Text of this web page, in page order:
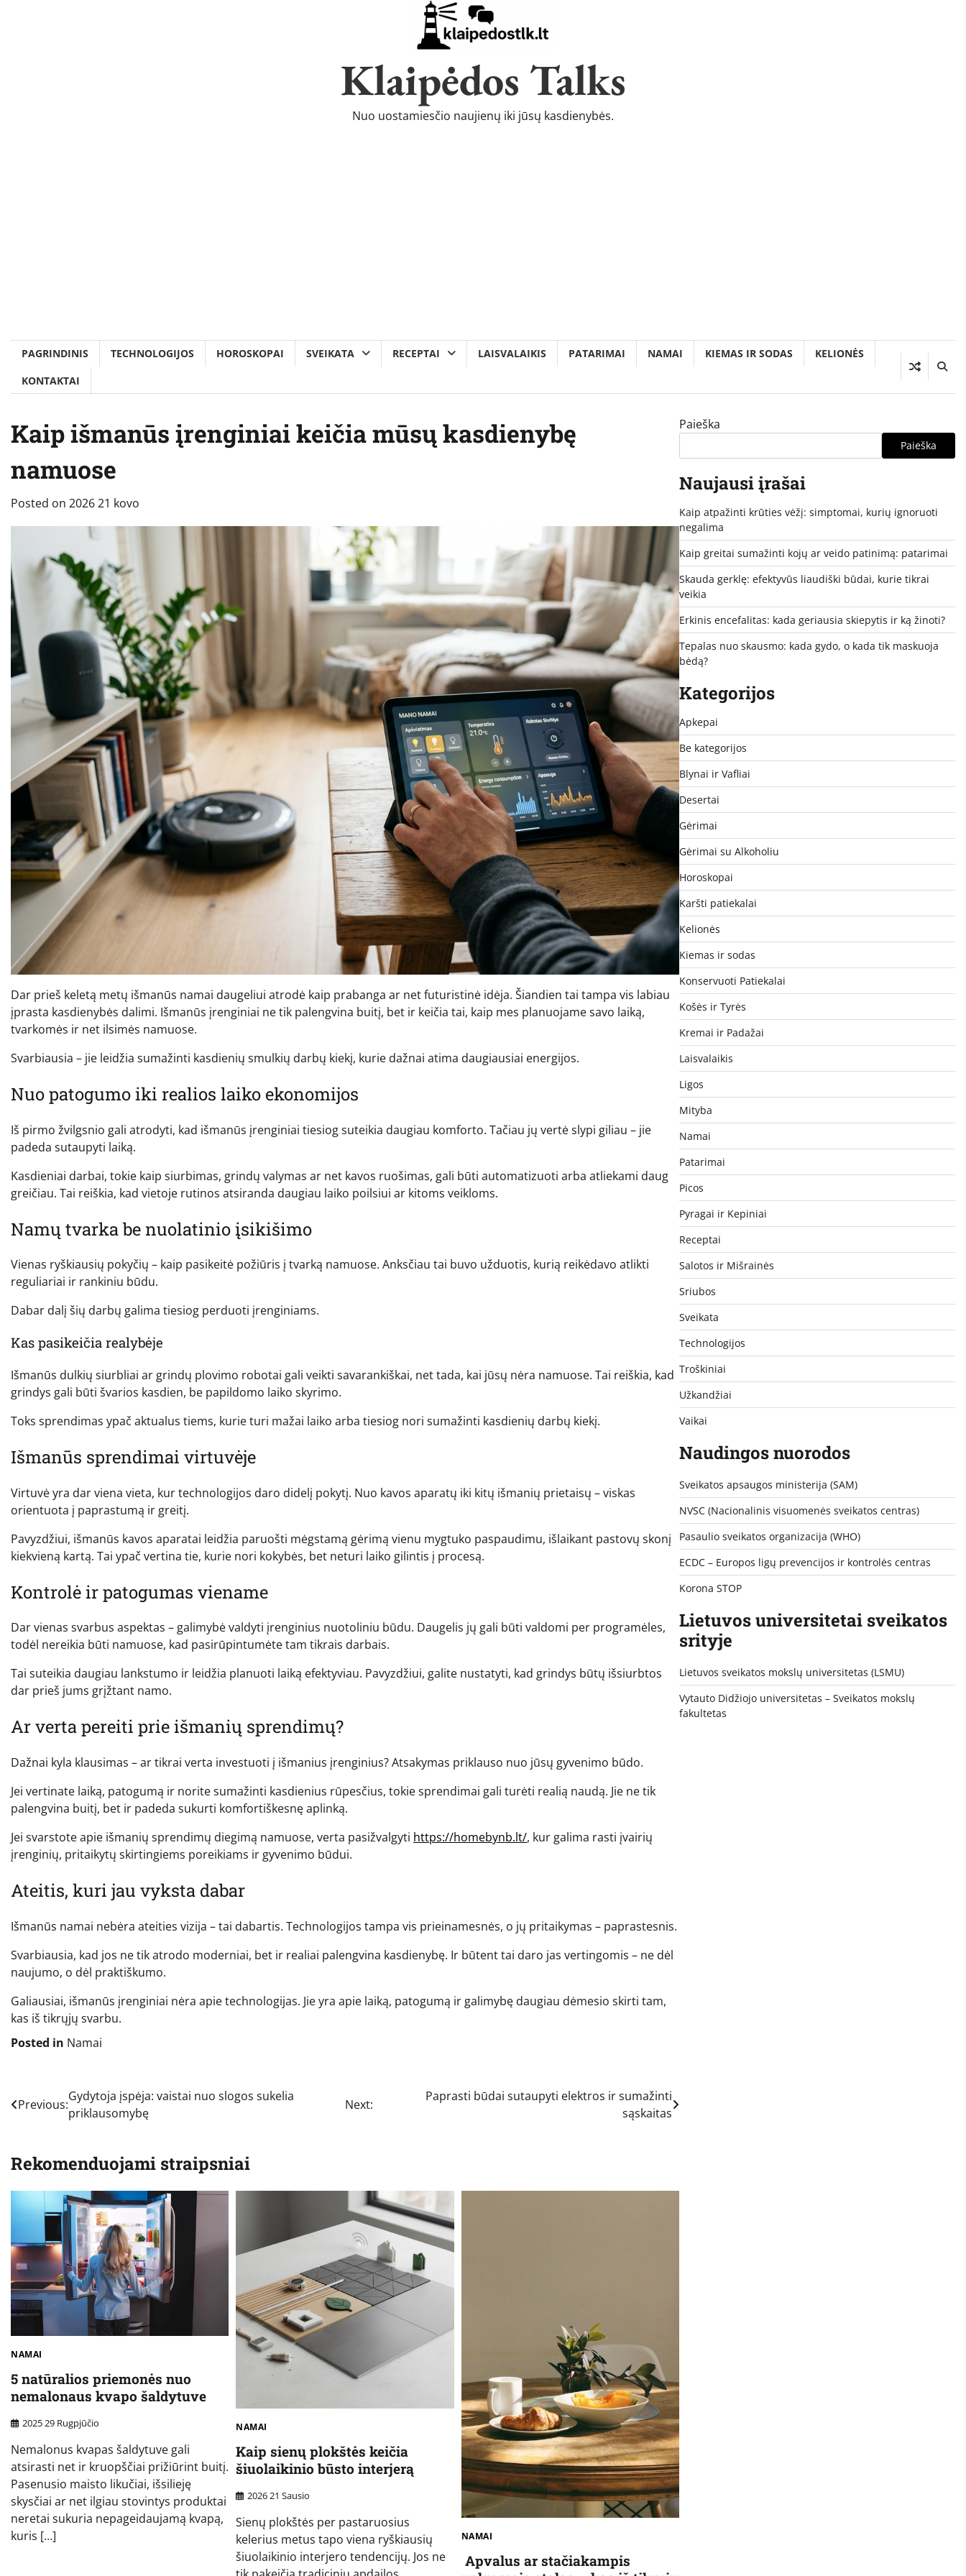
Klaipėdos Talks
Nuo uostamiesčio naujienų iki jūsų kasdienybės.
PAGRINDINIS TECHNOLOGIJOS HOROSKOPAI SVEIKATA RECEPTAI LAISVALAIKIS PATARIMAI NAMAI KIEMAS IR SODAS
KELIONĖS
KONTAKTAI
Kaip išmanūs įrenginiai keičia mūsų kasdienybę
namuose
Posted on 2026 21 kovo
Dar prieš keletą metų išmanūs namai daugeliui atrodė kaip prabanga ar net futuristinė idėja. Šiandien tai tampa vis labiau
įprasta kasdienybės dalimi. Išmanūs įrenginiai ne tik palengvina buitį, bet ir keičia tai, kaip mes planuojame savo laiką,
tvarkomės ir net ilsimės namuose.
Svarbiausia – jie leidžia sumažinti kasdienių smulkių darbų kiekį, kurie dažnai atima daugiausiai energijos.
Nuo patogumo iki realios laiko ekonomijos
Iš pirmo žvilgsnio gali atrodyti, kad išmanūs įrenginiai tiesiog suteikia daugiau komforto. Tačiau jų vertė slypi giliau – jie
padeda sutaupyti laiką.
Kasdieniai darbai, tokie kaip siurbimas, grindų valymas ar net kavos ruošimas, gali būti automatizuoti arba atliekami daug
greičiau. Tai reiškia, kad vietoje rutinos atsiranda daugiau laiko poilsiui ar kitoms veikloms.
Namų tvarka be nuolatinio įsikišimo
Vienas ryškiausių pokyčių – kaip pasikeitė požiūris į tvarką namuose. Anksčiau tai buvo užduotis, kurią reikėdavo atlikti
reguliariai ir rankiniu būdu.
Dabar dalį šių darbų galima tiesiog perduoti įrenginiams.
Kas pasikeičia realybėje
Išmanūs dulkių siurbliai ar grindų plovimo robotai gali veikti savarankiškai, net tada, kai jūsų nėra namuose. Tai reiškia, kad
grindys gali būti švarios kasdien, be papildomo laiko skyrimo.
Toks sprendimas ypač aktualus tiems, kurie turi mažai laiko arba tiesiog nori sumažinti kasdienių darbų kiekį.
Išmanūs sprendimai virtuvėje
Virtuvė yra dar viena vieta, kur technologijos daro didelį pokytį. Nuo kavos aparatų iki kitų išmanių prietaisų – viskas
orientuota į paprastumą ir greitį.
Pavyzdžiui, išmanūs kavos aparatai leidžia paruošti mėgstamą gėrimą vienu mygtuko paspaudimu, išlaikant pastovų skonį
kiekvieną kartą. Tai ypač vertina tie, kurie nori kokybės, bet neturi laiko gilintis į procesą.
Kontrolė ir patogumas viename
Dar vienas svarbus aspektas – galimybė valdyti įrenginius nuotoliniu būdu. Daugelis jų gali būti valdomi per programėles,
todėl nereikia būti namuose, kad pasirūpintumėte tam tikrais darbais.
Tai suteikia daugiau lankstumo ir leidžia planuoti laiką efektyviau. Pavyzdžiui, galite nustatyti, kad grindys būtų išsiurbtos
dar prieš jums grįžtant namo.
Ar verta pereiti prie išmanių sprendimų?
Dažnai kyla klausimas – ar tikrai verta investuoti į išmanius įrenginius? Atsakymas priklauso nuo jūsų gyvenimo būdo.
Jei vertinate laiką, patogumą ir norite sumažinti kasdienius rūpesčius, tokie sprendimai gali turėti realią naudą. Jie ne tik
palengvina buitį, bet ir padeda sukurti komfortiškesnę aplinką.
Jei svarstote apie išmanių sprendimų diegimą namuose, verta pasižvalgyti https://homebynb.lt/, kur galima rasti įvairių
įrenginių, pritaikytų skirtingiems poreikiams ir gyvenimo būdui.
Ateitis, kuri jau vyksta dabar
Išmanūs namai nebėra ateities vizija – tai dabartis. Technologijos tampa vis prieinamesnės, o jų pritaikymas – paprastesnis.
Svarbiausia, kad jos ne tik atrodo moderniai, bet ir realiai palengvina kasdienybę. Ir būtent tai daro jas vertingomis – ne dėl
naujumo, o dėl praktiškumo.
Galiausiai, išmanūs įrenginiai nėra apie technologijas. Jie yra apie laiką, patogumą ir galimybę daugiau dėmesio skirti tam,
kas iš tikrųjų svarbu.
Posted in Namai
Navigacija
įrašų
Previous:
Gydytoja įspėja: vaistai nuo slogos sukelia
priklausomybę
Next:
Paprasti būdai sutaupyti elektros ir sumažinti
sąskaitas
Rekomenduojami straipsniai
NAMAI
5 natūralios priemonės nuo
nemalonaus kvapo šaldytuve
2025 29 Rugpjūčio
Nemalonus kvapas šaldytuve gali
atsirasti net ir kruopščiai prižiūrint buitį.
Pasenusio maisto likučiai, išsilieję
skysčiai ar net ilgiau stovintys produktai
neretai sukuria nepageidaujamą kvapą,
kuris […]
NAMAI
Kaip sienų plokštės keičia
šiuolaikinio būsto interjerą
2026 21 Sausio
Sienų plokštės per pastaruosius
kelerius metus tapo viena ryškiausių
šiuolaikinio interjero tendencijų. Jos ne
NAMAI
Apvalus ar stačiakampis
Paieška
Paieška
Naujausi įrašai
Kaip atpažinti krūties vėžį: simptomai, kurių ignoruoti
negalima
Kaip greitai sumažinti kojų ar veido patinimą: patarimai
Skauda gerklę: efektyvūs liaudiški būdai, kurie tikrai
veikia
Erkinis encefalitas: kada geriausia skiepytis ir ką žinoti?
Tepalas nuo skausmo: kada gydo, o kada tik maskuoja
bėdą?
Kategorijos
Apkepai
Be kategorijos
Blynai ir Vafliai
Desertai
Gėrimai
Gėrimai su Alkoholiu
Horoskopai
Karšti patiekalai
Kelionės
Kiemas ir sodas
Konservuoti Patiekalai
Košės ir Tyrės
Kremai ir Padažai
Laisvalaikis
Ligos
Mityba
Namai
Patarimai
Picos
Pyragai ir Kepiniai
Receptai
Salotos ir Mišrainės
Sriubos
Sveikata
Technologijos
Troškiniai
Užkandžiai
Vaikai
Naudingos nuorodos
Sveikatos apsaugos ministerija (SAM)
NVSC (Nacionalinis visuomenės sveikatos centras)
Pasaulio sveikatos organizacija (WHO)
ECDC – Europos ligų prevencijos ir kontrolės centras
Korona STOP
Lietuvos universitetai sveikatos
srityje
Lietuvos sveikatos mokslų universitetas (LSMU)
Vytauto Didžiojo universitetas – Sveikatos mokslų
fakultetas